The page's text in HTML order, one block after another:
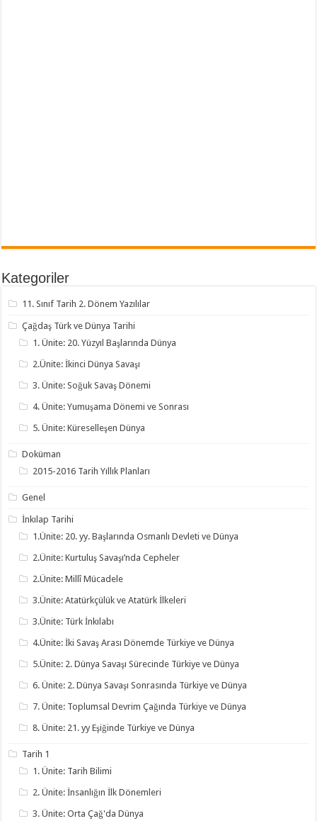
Kategoriler
11. Sınıf Tarih 2. Dönem Yazılılar
Çağdaş Türk ve Dünya Tarihi
1. Ünite: 20. Yüzyıl Başlarında Dünya
2.Ünite: İkinci Dünya Savaşı
3. Ünite: Soğuk Savaş Dönemi
4. Ünite: Yumuşama Dönemi ve Sonrası
5. Ünite: Küreselleşen Dünya
Doküman
2015-2016 Tarih Yıllık Planları
Genel
İnkılap Tarihi
1.Ünite: 20. yy. Başlarında Osmanlı Devleti ve Dünya
2.Ünite: Kurtuluş Savaşı’nda Cepheler
2.Ünite: Millî Mücadele
3.Ünite: Atatürkçülük ve Atatürk İlkeleri
3.Ünite: Türk İnkılabı
4.Ünite: İki Savaş Arası Dönemde Türkiye ve Dünya
5.Ünite: 2. Dünya Savaşı Sürecinde Türkiye ve Dünya
6. Ünite: 2. Dünya Savaşı Sonrasında Türkiye ve Dünya
7. Ünite: Toplumsal Devrim Çağında Türkiye ve Dünya
8. Ünite: 21. yy Eşiğinde Türkiye ve Dünya
Tarih 1
1. Ünite: Tarih Bilimi
2. Ünite: İnsanlığın İlk Dönemleri
3. Ünite: Orta Çağ'da Dünya